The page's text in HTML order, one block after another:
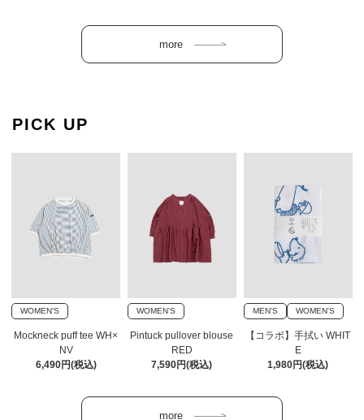
PICK UP
WOMEN'S
Mockneck puff tee WH×
NV
6,490円(税込)
WOMEN'S
Pintuck pullover blouse
RED
7,590円(税込)
MEN'S WOMEN'S
【コラボ】手拭い WHIT
E
1,980円(税込)